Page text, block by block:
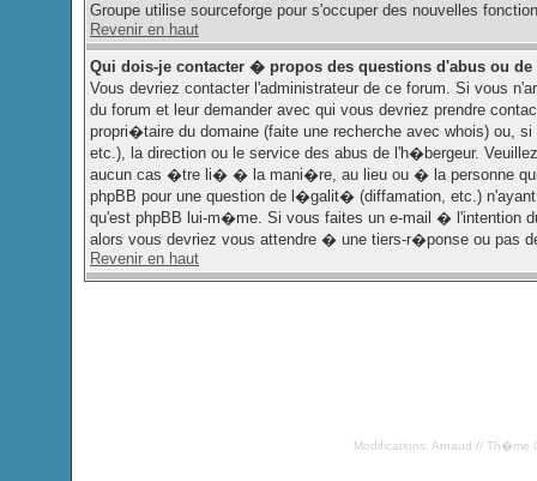
Groupe utilise sourceforge pour s'occuper des nouvelles
Revenir en haut
Qui dois-je contacter � propos des questions d'abus ou
Vous devriez contacter l'administrateur de ce forum. Si vous
du forum et leur demander avec qui vous devriez prendre
propri�taire du domaine (faite une recherche avec whois) ou,
etc.), la direction ou le service des abus de l'h�bergeur.
aucun cas �tre li� � la mani�re, au lieu ou � la personne
phpBB pour une question de l�galit� (diffamation, etc.)
qu'est phpBB lui-m�me. Si vous faites un e-mail � l'intention
alors vous devriez vous attendre � une tiers-r�ponse ou pas
Revenir en haut
Modifications: Arnaud // Th�me